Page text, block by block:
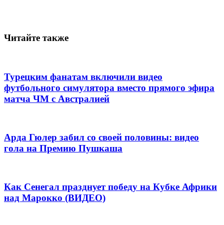
Читайте также
Турецким фанатам включили видео
футбольного симулятора вместо прямого эфира
матча ЧМ с Австралией
Арда Гюлер забил со своей половины: видео
гола на Премию Пушкаша
Как Сенегал празднует победу на Кубке Африки
над Марокко (ВИДЕО)